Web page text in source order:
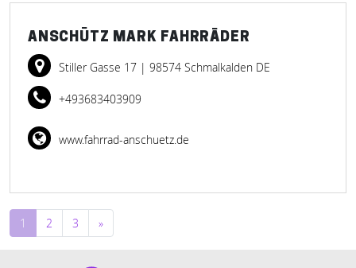
ANSCHÜTZ MARK FAHRRÄDER
Stiller Gasse 17 | 98574 Schmalkalden DE
+493683403909
www.fahrrad-anschuetz.de
Beitragsnavigation
1 2 3 »